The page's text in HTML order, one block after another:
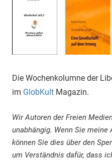
Die Wochenkolumne der
im GlobKult Magazin.
Wir Autoren der Freien
unabhängig. Wenn Sie
können Sie dies über den
um Verständnis dafür, dass